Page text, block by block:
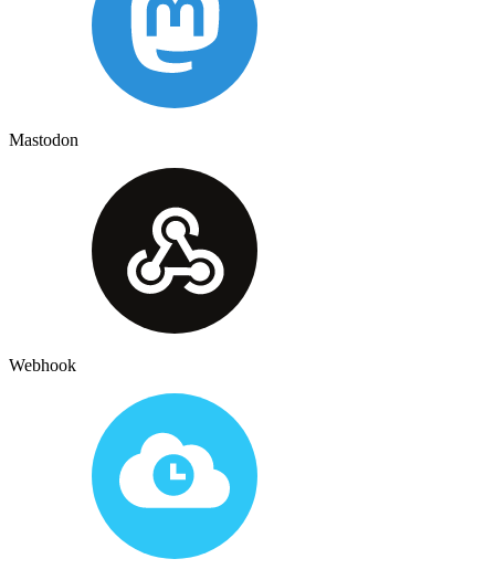
Mastodon
Webhook